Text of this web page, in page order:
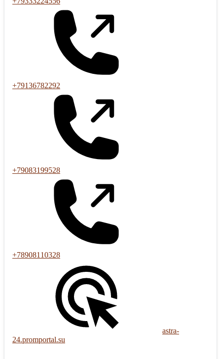
+79136782292
+79083199528
+78908110328
astra-
24.promportal.su